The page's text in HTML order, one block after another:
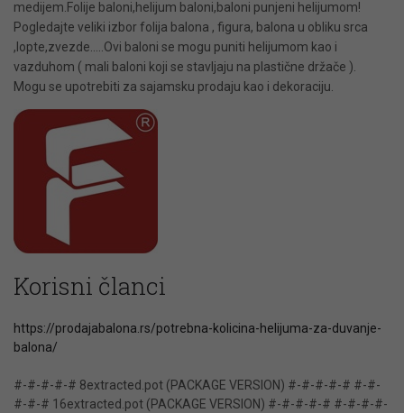
medijem.Folije baloni,helijum baloni,baloni punjeni helijumom!
Pogledajte veliki izbor folija balona , figura, balona u obliku srca
,lopte,zvezde…..Ovi baloni se mogu puniti helijumom kao i
vazduhom ( mali baloni koji se stavljaju na plastične držače ).
Mogu se upotrebiti za sajamsku prodaju kao i dekoraciju.
Korisni članci
https://prodajabalona.rs/potrebna-kolicina-helijuma-za-duvanje-
balona/
#-#-#-#-# 8extracted.pot (PACKAGE VERSION) #-#-#-#-# #-#-
#-#-# 16extracted.pot (PACKAGE VERSION) #-#-#-#-# #-#-#-#-